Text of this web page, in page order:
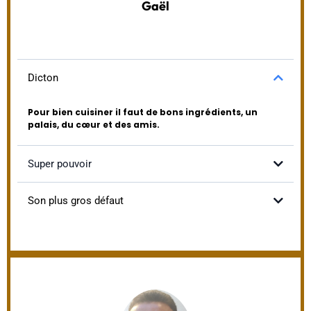
Gaël
Dicton
Pour bien cuisiner il faut de bons ingrédients, un
palais, du cœur et des amis.
Super pouvoir
Son plus gros défaut